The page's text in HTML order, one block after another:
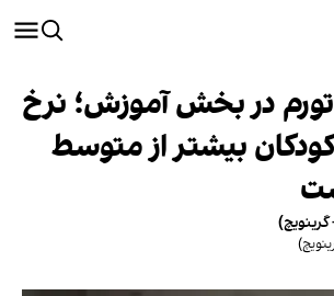
در بخش آموزش؛ نرخ
بیشتر از متوسط